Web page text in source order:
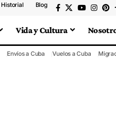
Historial Blog
Vida y Cultura
Envíos a Cuba Vuelos a Cuba